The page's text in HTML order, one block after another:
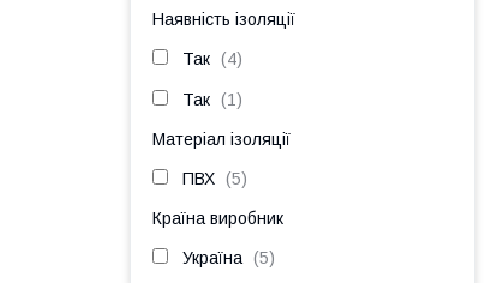
Наявність ізоляції
Так 4
Так 1
Матеріал ізоляції
ПВХ 5
Країна виробник
Україна 5